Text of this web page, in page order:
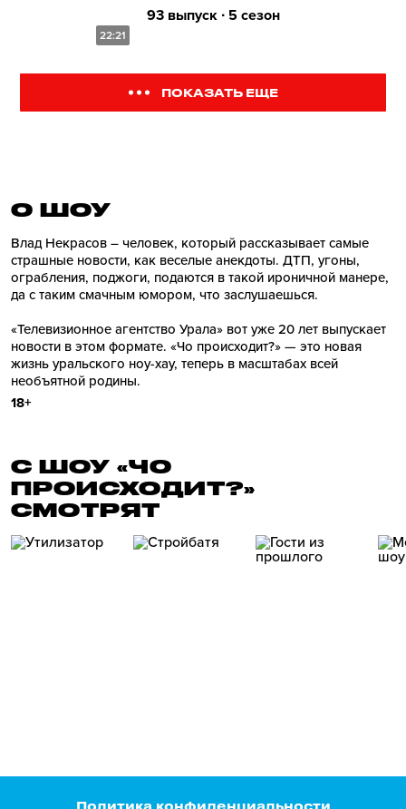
22:21
93 выпуск ∙ 5 сезон
ПОКАЗАТЬ ЕЩЕ
О ШОУ
Влад Некрасов – человек, который рассказывает самые
страшные новости, как веселые анекдоты. ДТП, угоны,
ограбления, поджоги, подаются в такой ироничной манере,
да с таким смачным юмором, что заслушаешься.
«Телевизионное агентство Урала» вот уже 20 лет выпускает
новости в этом формате. «Чо происходит?» — это новая
жизнь уральского ноу-хау, теперь в масштабах всей
необъятной родины.
18+
С ШОУ «ЧО
ПРОИСХОДИТ?»
СМОТРЯТ
Политика конфиденциальности